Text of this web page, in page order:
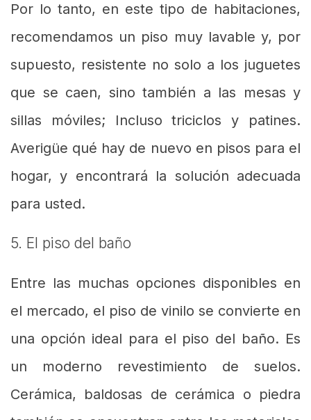
Por lo tanto, en este tipo de habitaciones,
recomendamos un piso muy lavable y, por
supuesto, resistente no solo a los juguetes
que se caen, sino también a las mesas y
sillas móviles; Incluso triciclos y patines.
Averigüe qué hay de nuevo en pisos para el
hogar, y encontrará la solución adecuada
para usted.
5. El piso del baño
Entre las muchas opciones disponibles en
el mercado, el piso de vinilo se convierte en
una opción ideal para el piso del baño. Es
un moderno revestimiento de suelos.
Cerámica, baldosas de cerámica o piedra